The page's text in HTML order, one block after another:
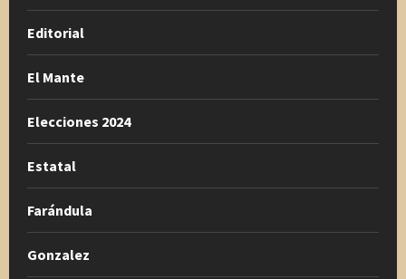
Editorial
El Mante
Elecciones 2024
Estatal
Farándula
Gonzalez